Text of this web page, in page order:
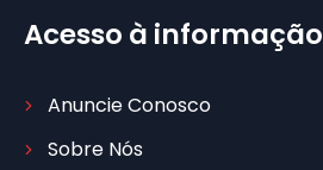
Acesso à informação
Anuncie Conosco
Sobre Nós